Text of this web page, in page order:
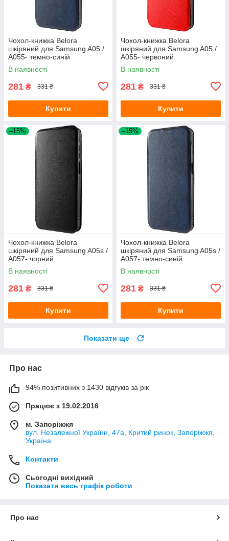
Чохол-книжка Belora
шкіряний для Samsung A05 /
A055- темно-синій
В наявності
281 ₴ 331 ₴
Купити
Чохол-книжка Belora
шкіряний для Samsung A05 /
A055- червоний
В наявності
281 ₴ 331 ₴
Купити
–15%
Чохол-книжка Belora
шкіряний для Samsung A05s /
A057- чорний
В наявності
281 ₴ 331 ₴
Купити
–15%
Чохол-книжка Belora
шкіряний для Samsung A05s /
A057- темно-синій
В наявності
281 ₴ 331 ₴
Купити
Показати ще
Про нас
94% позитивних з 1430 відгуків за рік
Працює з 19.02.2016
м. Запоріжжя
вул. Незалежної України, 47а, Критий ринок, Запоріжжя,
Україна
Контакти
Сьогодні вихідний
Показати весь графік роботи
Про нас